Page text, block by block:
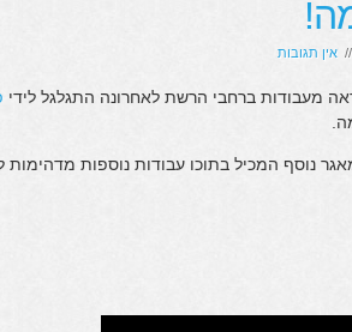
// אין תגובות
מעבודות ברחבי הרשת לאחרונה התגלגל לידי
נוסף המכיל בתוכו עבודות נוספות מדהימות